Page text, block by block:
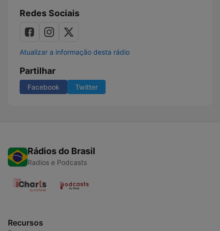
Redes Sociais
Atualizar a informação desta rádio
Partilhar
Facebook Twitter
Rádios do Brasil
Radios e Podcasts
Recursos